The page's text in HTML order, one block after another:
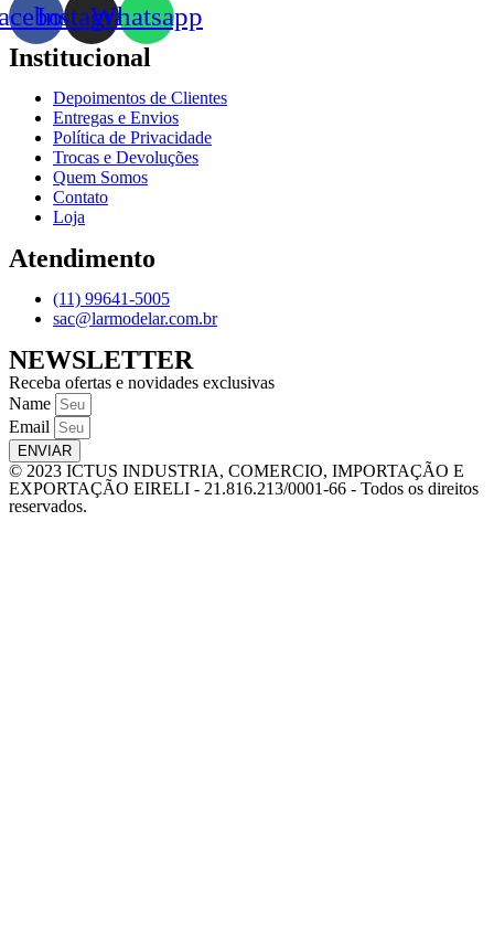
InstagramWhatsapp
Institucional
Depoimentos de Clientes
Entregas e Envios
Política de Privacidade
Trocas e Devoluções
Quem Somos
Contato
Loja
Atendimento
(11) 99641-5005
sac@larmodelar.com.br
NEWSLETTER
Receba ofertas e novidades exclusivas
Name
Email
ENVIAR
© 2023 ICTUS INDUSTRIA, COMERCIO, IMPORTAÇÃO E
EXPORTAÇÃO EIRELI - 21.816.213/0001-66 - Todos os direitos
reservados.